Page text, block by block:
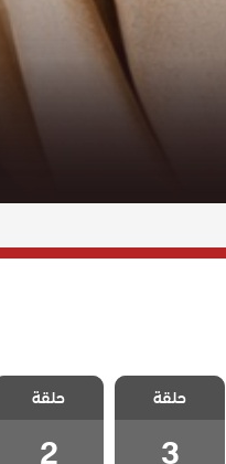
مسلسل شعلة
الحلقة 3
حلقة
3
مسلسل شعلة
الحلقة 2
حلقة
2